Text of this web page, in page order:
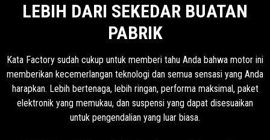
LEBIH DARI SEKEDAR BUATAN
PABRIK
Kata Factory sudah cukup untuk memberi tahu Anda bahwa motor ini
memberikan kecemerlangan teknologi dan semua sensasi yang Anda
harapkan. Lebih bertenaga, lebih ringan, performa maksimal, paket
elektronik yang memukau, dan suspensi yang dapat disesuaikan
untuk pengendalian yang luar biasa.